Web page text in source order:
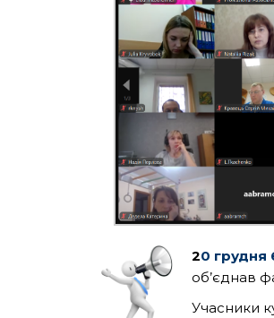
20 грудня
об’єднав
Учасники